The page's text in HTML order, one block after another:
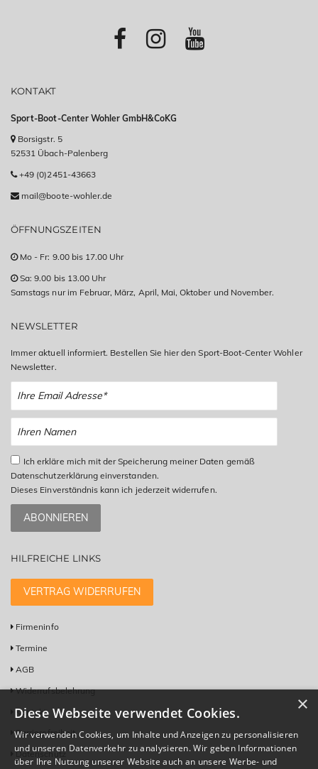
KONTAKT
Sport-Boot-Center Wohler GmbH&CoKG
Borsigstr. 5
52531 Übach-Palenberg
+49 (0)2451-43663
mail@boote-wohler.de
ÖFFNUNGSZEITEN
Mo - Fr: 9.00 bis 17.00 Uhr
Sa: 9.00 bis 13.00 Uhr
Samstags nur im Februar, März, April, Mai, Oktober und November.
NEWSLETTER
Immer aktuell informiert. Bestellen Sie hier den Sport-Boot-Center Wohler
Newsletter.
Ich erkläre mich mit der Speicherung meiner Daten gemäß
Datenschutzerklärung einverstanden.
Dieses Einverständnis kann ich jederzeit widerrufen.
ABONNIEREN
HILFREICHE LINKS
VERTRAG WIDERRUFEN
Firmeninfo
Termine
AGB
Widerrufsbelehrung
Kontakt
Barrierefreiheit
Datenschutz
×
Diese Webseite verwendet Cookies.
Wir verwenden Cookies, um Inhalte und Anzeigen zu personalisieren
und unseren Datenverkehr zu analysieren. Wir geben Informationen
über Ihre Nutzung unserer Website auch an unsere Werbe- und